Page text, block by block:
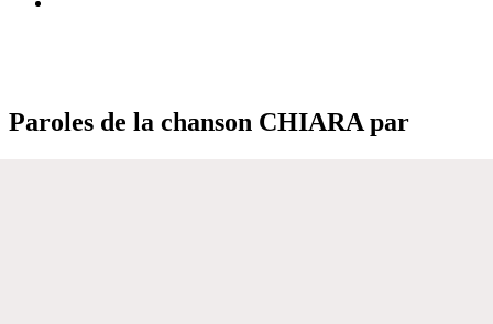
Paroles de la chanson CHIARA par